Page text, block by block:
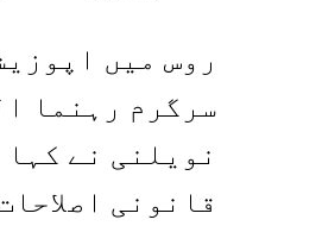
روس میں
سرگرم رہنما
نویلنی نے کہا
قانونی